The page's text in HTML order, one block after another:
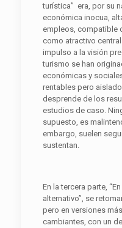
turística” era, por su
económica inocua,
empleos, compatible
como atractivo
impulso a la visión
turismo se han
económicas y
rentables pero
desprende de los
estudios de caso.
supuesto, es
embargo, suelen
sustentan.
En la tercera parte,
alternativo”, se
pero en versiones
cambiantes, con un